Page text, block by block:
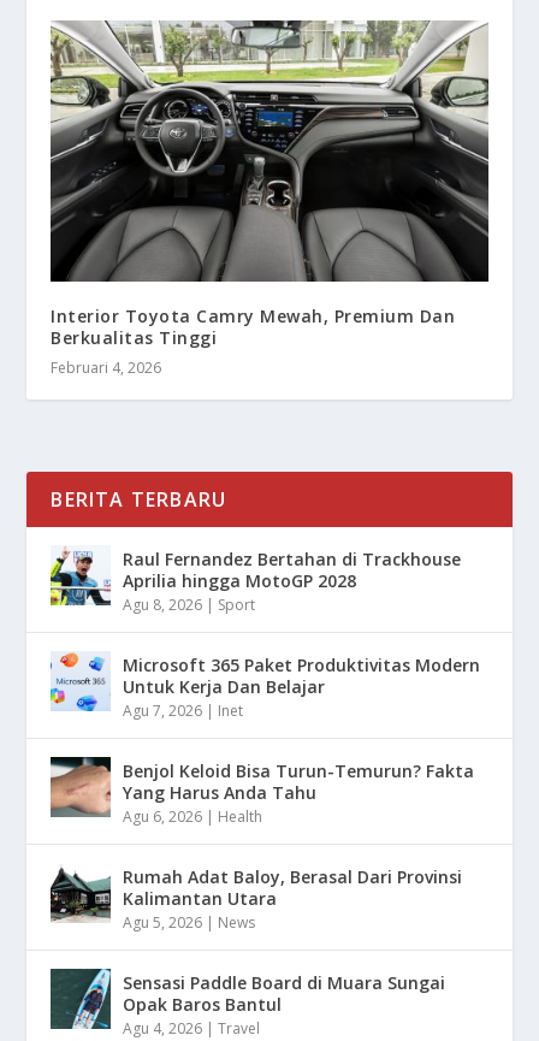
Interior Toyota Camry Mewah, Premium Dan
Berkualitas Tinggi
Februari 4, 2026
BERITA TERBARU
Raul Fernandez Bertahan di Trackhouse
Aprilia hingga MotoGP 2028
Agu 8, 2026 | Sport
Microsoft 365 Paket Produktivitas Modern
Untuk Kerja Dan Belajar
Agu 7, 2026 | Inet
Benjol Keloid Bisa Turun-Temurun? Fakta
Yang Harus Anda Tahu
Agu 6, 2026 | Health
Rumah Adat Baloy, Berasal Dari Provinsi
Kalimantan Utara
Agu 5, 2026 | News
Sensasi Paddle Board di Muara Sungai
Opak Baros Bantul
Agu 4, 2026 |Travel